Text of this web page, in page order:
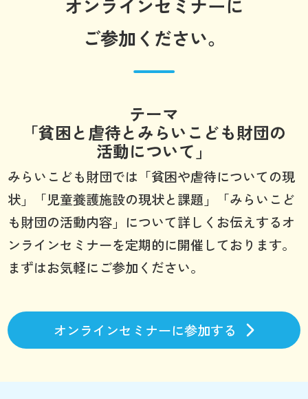
オンラインセミナーに
ご参加ください。
テーマ
「貧困と虐待とみらいこども財団の
活動について」
みらいこども財団では「貧困や虐待についての現
状」「児童養護施設の現状と課題」「みらいこど
も財団の活動内容」について詳しくお伝えするオ
ンラインセミナーを定期的に開催しております。
まずはお気軽にご参加ください。
オンラインセミナーに参加する